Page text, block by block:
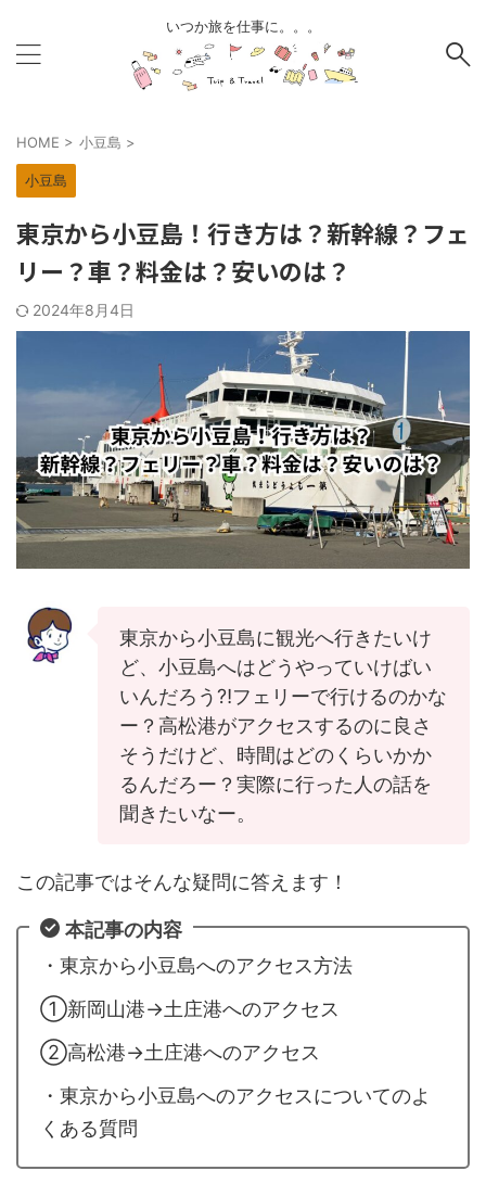
いつか旅を仕事に。。。
HOME > 小豆島 >
小豆島
東京から小豆島！行き方は？新幹線？フェ
リー？車？料金は？安いのは？
2024年8月4日
東京から小豆島に観光へ行きたいけ
ど、小豆島へはどうやっていけばい
いんだろう⁈フェリーで行けるのかな
ー？高松港がアクセスするのに良さ
そうだけど、時間はどのくらいかか
るんだろー？実際に行った人の話を
聞きたいなー。
この記事ではそんな疑問に答えます！
本記事の内容
・東京から小豆島へのアクセス方法
①新岡山港→土庄港へのアクセス
②高松港→土庄港へのアクセス
・東京から小豆島へのアクセスについてのよ
くある質問